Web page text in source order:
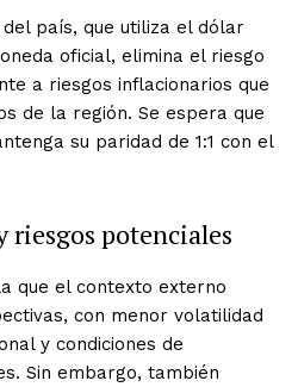
país, que utiliza el dólar
oficial, elimina el riesgo
a riesgos inflacionarios que
de la región. Se espera que
su paridad de 1:1 con el
riesgos potenciales
que el contexto externo
con menor volatilidad
y condiciones de
Sin embargo, también